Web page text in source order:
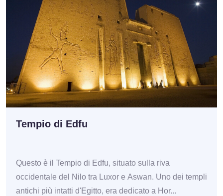
Tempio di Edfu
Questo è il Tempio di Edfu, situato sulla riva
occidentale del Nilo tra Luxor e Aswan. Uno dei templi
antichi più intatti d'Egitto, era dedicato a Hor...